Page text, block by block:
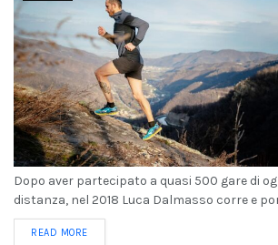
Dopo aver partecipato a quasi 500 gare di
distanza, nel 2018 Luca Dalmasso corre e
READ MORE